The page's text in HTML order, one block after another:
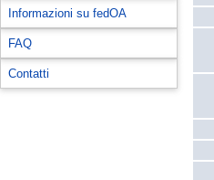
Informazioni su fedOA
FAQ
Contatti